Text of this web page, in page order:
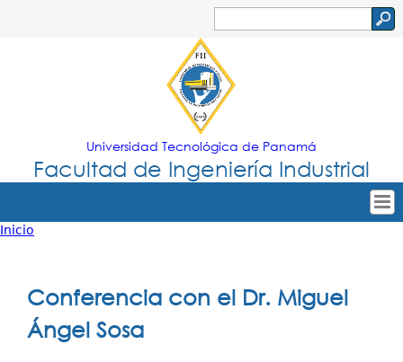
Jump to navigation
de
búsqueda
Universidad Tecnológica de Panamá
Facultad de Ingeniería Industrial
Tropical
Principal
Oferta Académica
está
aquí
Inicio
Conferencia con el Dr. Miguel
Ángel Sosa